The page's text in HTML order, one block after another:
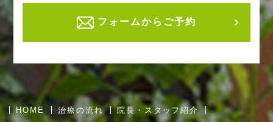
フォームからご予約
HOME 治療の流れ
院長・スタッフ紹介